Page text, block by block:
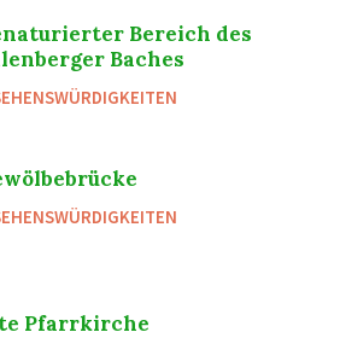
Bereich des
Baches
Pfarrkirche